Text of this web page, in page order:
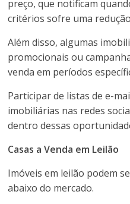
preço, que notificam
critérios sofre uma
Além disso, algumas
promocionais ou
venda em períodos
Participar de listas de e-
imobiliárias nas redes
dentro dessas
Casas a Venda em Leilão
Imóveis em leilão podem
abaixo do mercado.